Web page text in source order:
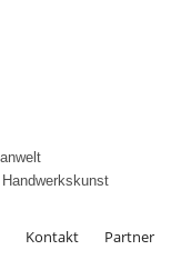
Kontakt
Partner